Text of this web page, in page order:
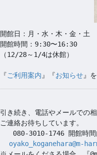
開館日：月・水・木・金・土
開館時間：9:30〜16:30
（12/28～1/4は休館）
『ご利用案内 』『お知らせ
引き続き、電話やメールでの
oyako_koganehara@m-